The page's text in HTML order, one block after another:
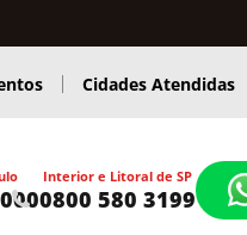
Cidades Atendidas
Interior e Litoral de SP
0800 580 3199